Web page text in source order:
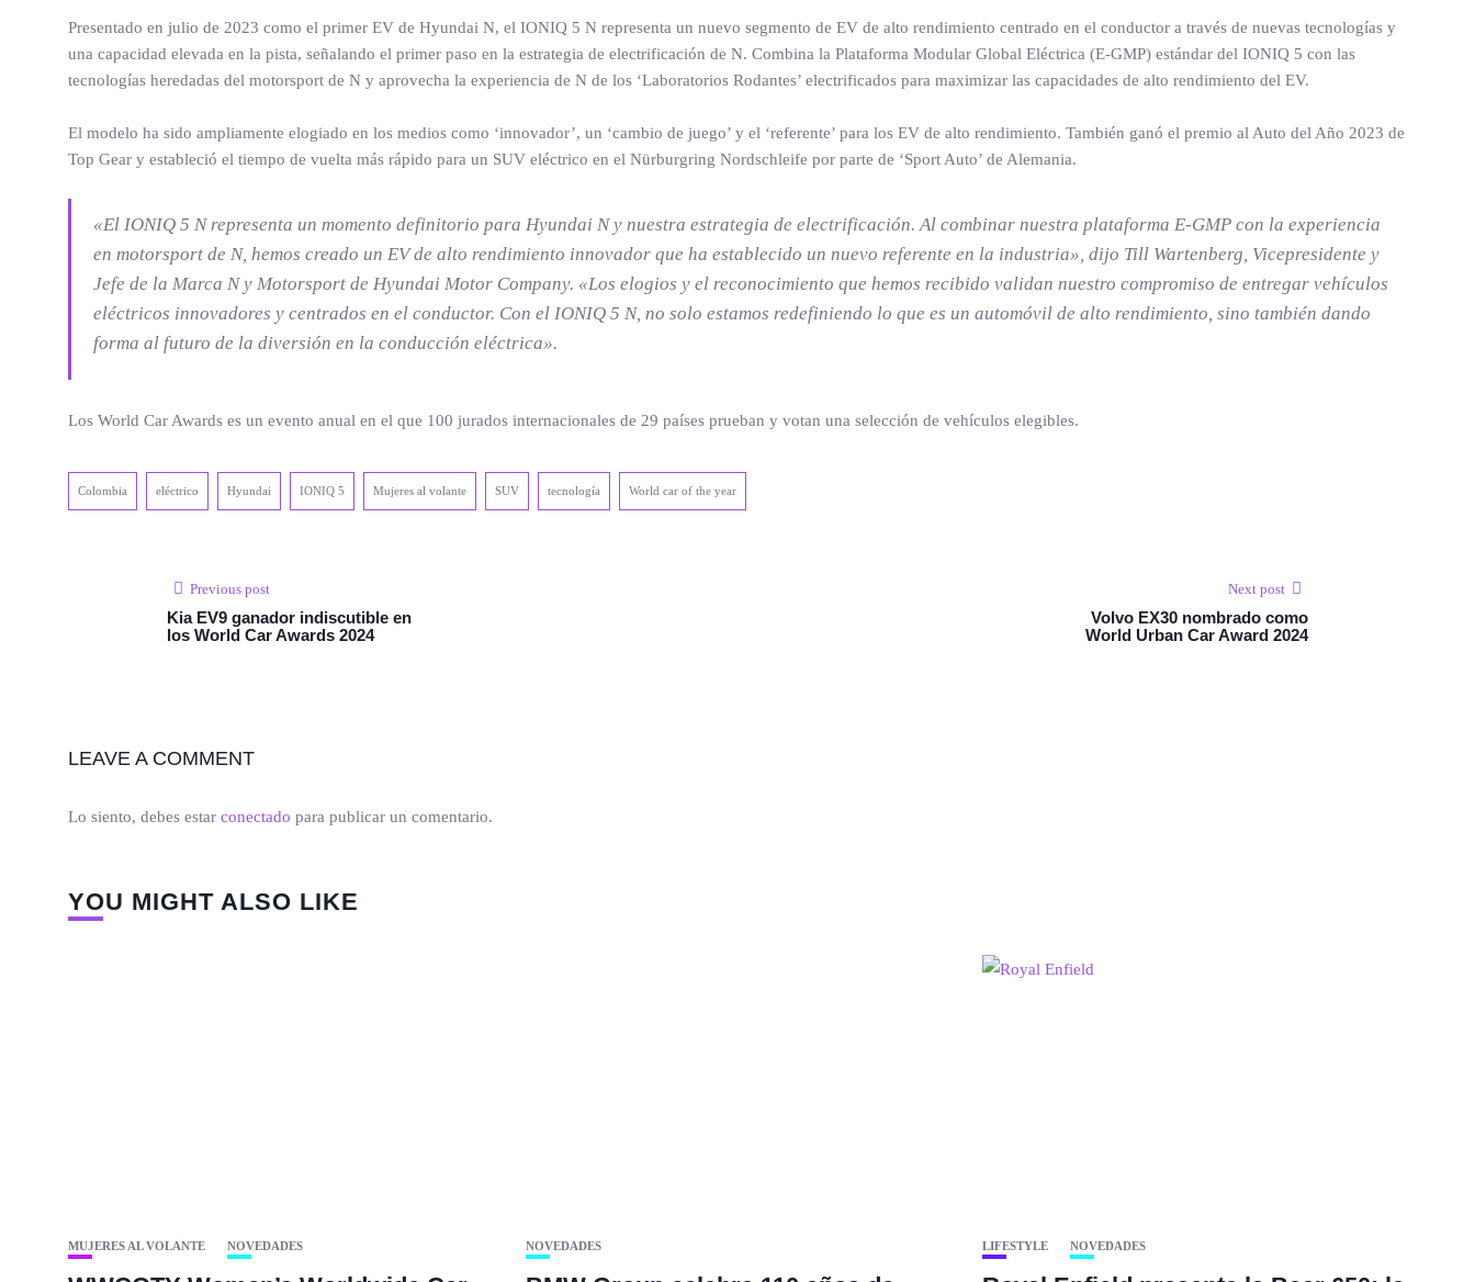
Presentado en julio de 2023 como el primer EV de Hyundai N, el IONIQ 5 N representa un nuevo segmento de EV de alto rendimiento centrado en el conductor a través de nuevas tecnologías y
una capacidad elevada en la pista, señalando el primer paso en la estrategia de electrificación de N. Combina la Plataforma Modular Global Eléctrica (E-GMP) estándar del IONIQ 5 con las
tecnologías heredadas del motorsport de N y aprovecha la experiencia de N de los ‘Laboratorios Rodantes’ electrificados para maximizar las capacidades de alto rendimiento del EV.
El modelo ha sido ampliamente elogiado en los medios como ‘innovador’, un ‘cambio de juego’ y el ‘referente’ para los EV de alto rendimiento. También ganó el premio al Auto del Año 2023 de
Top Gear y estableció el tiempo de vuelta más rápido para un SUV eléctrico en el Nürburgring Nordschleife por parte de ‘Sport Auto’ de Alemania.
«El IONIQ 5 N representa un momento definitorio para Hyundai N y nuestra estrategia de electrificación. Al combinar nuestra plataforma E-GMP con la experiencia
en motorsport de N, hemos creado un EV de alto rendimiento innovador que ha establecido un nuevo referente en la industria», dijo Till Wartenberg, Vicepresidente y
Jefe de la Marca N y Motorsport de Hyundai Motor Company. «Los elogios y el reconocimiento que hemos recibido validan nuestro compromiso de entregar vehículos
eléctricos innovadores y centrados en el conductor. Con el IONIQ 5 N, no solo estamos redefiniendo lo que es un automóvil de alto rendimiento, sino también dando
forma al futuro de la diversión en la conducción eléctrica».
Los World Car Awards es un evento anual en el que 100 jurados internacionales de 29 países prueban y votan una selección de vehículos elegibles.
Colombia eléctrico Hyundai IONIQ 5 Mujeres al volante SUV tecnología World car of the year
Previous post
Kia EV9 ganador indiscutible en
los World Car Awards 2024
Next post
Volvo EX30 nombrado como
World Urban Car Award 2024
LEAVE A COMMENT
Lo siento, debes estar conectado para publicar un comentario.
YOU MIGHT ALSO LIKE
MUJERES AL VOLANTE NOVEDADES NOVEDADES LIFESTYLE NOVEDADES